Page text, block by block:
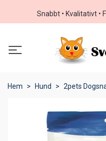
Snabbt • Kvalitativt •
Hem Hund 2pets